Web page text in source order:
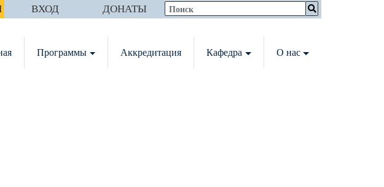
ВХОД ДОНАТЫ
Программы Аккредитация Кафедра О нас